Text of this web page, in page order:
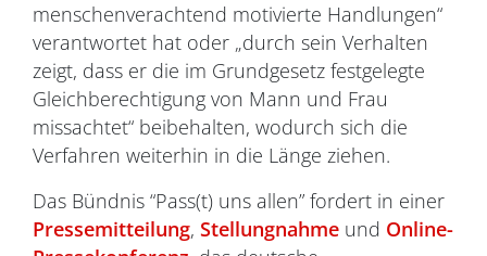
menschenverachtend motivierte Handlungen“
verantwortet hat oder „durch sein Verhalten
zeigt, dass er die im Grundgesetz festgelegte
Gleichberechtigung von Mann und Frau
missachtet“ beibehalten, wodurch sich die
Verfahren weiterhin in die Länge ziehen.
Das Bündnis “Pass(t) uns allen” fordert in einer
Pressemitteilung, Stellungnahme und Online-